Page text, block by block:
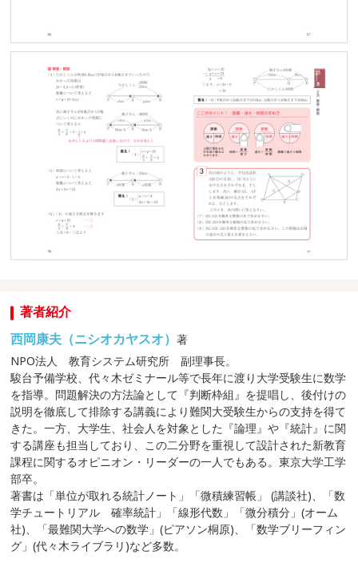
著者紹介
西岡康夫（ニシオカヤスオ）著
NPO法人 教育システム研究所 副理事長。
駿台予備学校、代々木ゼミナール等で長年に渡り大学受験生に数学
を指導。問題解決の方法論として『判断枠組』を提唱し、後付けの
説明を徹底して排除する講義により難関大受験生からの支持を得て
きた。一方、大学生、社会人を対象とした『論理』や『統計』に関
する講座も担当しており、この二分野を重視して設計された新教育
課程に関するオピニオン・リーダーの一人でもある。東京大学工学
部卒。
著書は「単位が取れる統計ノート」「微積練習帳」 (講談社)、「数
学チュートリアル 確率統計」「線形代数」「微分積分」(オーム
社)、「最難関大学への数学」(ピアソン桐原)、「数学ブリーフィン
グ」(代々木ライブラリ)など多数。